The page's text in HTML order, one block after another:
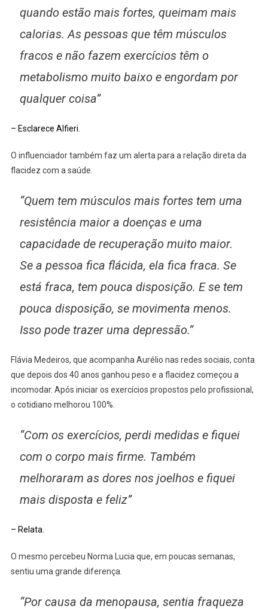
quando estão mais fortes, queimam mais
calorias. As pessoas que têm músculos
fracos e não fazem exercícios têm o
metabolismo muito baixo e engordam por
qualquer coisa”
– Esclarece Alfieri.
O influenciador também faz um alerta para a relação direta da
flacidez com a saúde.
“Quem tem músculos mais fortes tem uma
resistência maior a doenças e uma
capacidade de recuperação muito maior.
Se a pessoa fica flácida, ela fica fraca. Se
está fraca, tem pouca disposição. E se tem
pouca disposição, se movimenta menos.
Isso pode trazer uma depressão.”
Flávia Medeiros, que acompanha Aurélio nas redes sociais, conta
que depois dos 40 anos ganhou peso e a flacidez começou a
incomodar. Após iniciar os exercícios propostos pelo profissional,
o cotidiano melhorou 100%.
“Com os exercícios, perdi medidas e fiquei
com o corpo mais firme. Também
melhoraram as dores nos joelhos e fiquei
mais disposta e feliz”
– Relata.
O mesmo percebeu Norma Lucia que, em poucas semanas,
sentiu uma grande diferença.
“Por causa da menopausa, sentia fraqueza